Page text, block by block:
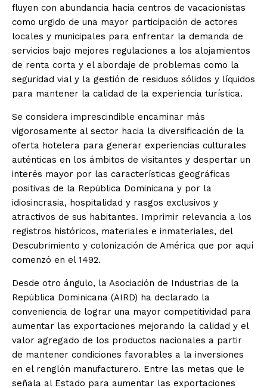
fluyen con abundancia hacia centros de vacacionistas
como urgido de una mayor participación de actores
locales y municipales para enfrentar la demanda de
servicios bajo mejores regulaciones a los alojamientos
de renta corta y el abordaje de problemas como la
seguridad vial y la gestión de residuos sólidos y líquidos
para mantener la calidad de la experiencia turística.
Se considera imprescindible encaminar más
vigorosamente al sector hacia la diversificación de la
oferta hotelera para generar experiencias culturales
auténticas en los ámbitos de visitantes y despertar un
interés mayor por las características geográficas
positivas de la República Dominicana y por la
idiosincrasia, hospitalidad y rasgos exclusivos y
atractivos de sus habitantes. Imprimir relevancia a los
registros históricos, materiales e inmateriales, del
Descubrimiento y colonización de América que por aquí
comenzó en el 1492.
Desde otro ángulo, la Asociación de Industrias de la
República Dominicana (AIRD) ha declarado la
conveniencia de lograr una mayor competitividad para
aumentar las exportaciones mejorando la calidad y el
valor agregado de los productos nacionales a partir
de mantener condiciones favorables a la inversiones
en el renglón manufacturero. Entre las metas que le
señala al Estado para aumentar las exportaciones